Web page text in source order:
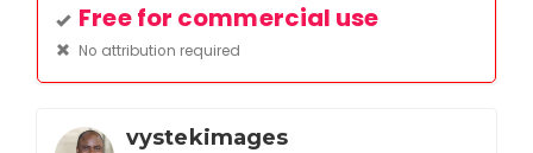
Free for commercial use
No attribution required
vystekimages